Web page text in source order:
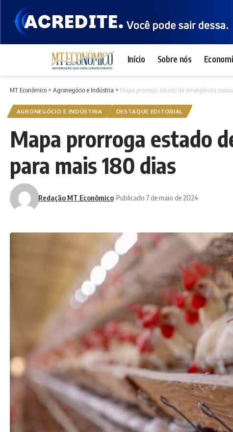
Início Sobre nós
MT Econômico > Agronegócio e Indústria > Mapa prorroga estado de emergência
AGRONEGÓCIO E INDÚSTRIA DESTAQUE EDITORIAL
Mapa prorroga estado
para mais 180 dias
Redação MT Econômico Publicado 7 de maio de 2024